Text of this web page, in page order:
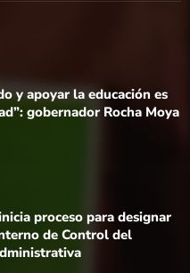
y apoyar la educación es
gobernador Rocha Moya
proceso para designar
de Control del